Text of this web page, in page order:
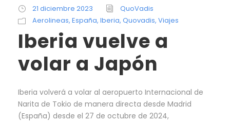
21 diciembre 2023
QuoVadis
Aerolineas, España, Iberia, Quovadis, Viajes
Iberia vuelve a
volar a Japón
Iberia volverá a volar al aeropuerto Internacional de
Narita de Tokio de manera directa desde Madrid
(España) desde el 27 de octubre de 2024,